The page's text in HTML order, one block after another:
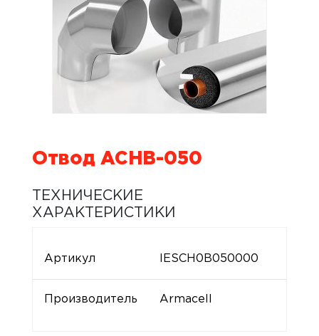
Отвод ACHB-050
ТЕХНИЧЕСКИЕ
ХАРАКТЕРИСТИКИ
Артикул IESCH0B050000
Производитель Armacell